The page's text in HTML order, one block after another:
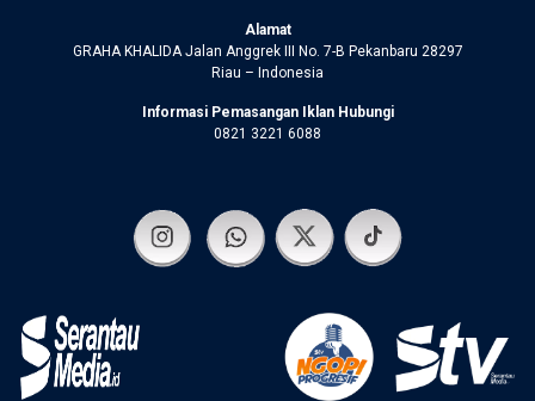
Alamat
GRAHA KHALIDA Jalan Anggrek III No. 7-B Pekanbaru 28297
Riau – Indonesia
Informasi Pemasangan Iklan Hubungi
0821 3221 6088